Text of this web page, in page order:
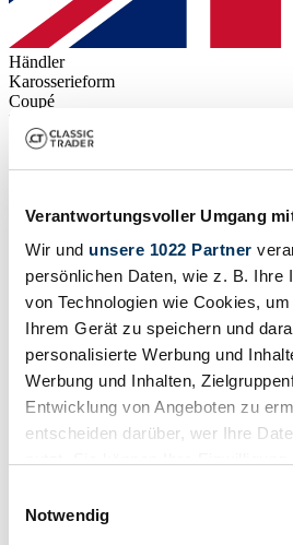
Verantwortungsvoller Umgang
Wir und unsere 1022 Partner
persönlichen Daten, wie z. B. Ihre
von Technologien wie Cookies,
Ihrem Gerät zu speichern und
personalisierte Werbung und
Werbung und Inhalten,
Entwicklung von Angeboten zu
entscheiden darüber, wer Ihre
Trigger Symbol ändern oder
Notwendig
Händler
Karosserieform
Coupé
Tachostand (abgelesen)
Nicht angegeben